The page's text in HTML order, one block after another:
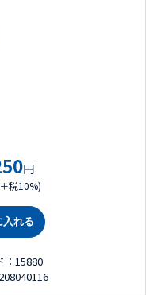
円
税10%)
入れる
：15880